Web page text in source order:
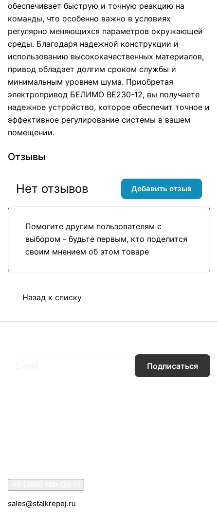
обеспечивает быструю и точную реакцию на
команды, что особенно важно в условиях
регулярно меняющихся параметров окружающей
среды. Благодаря надежной конструкции и
использованию высококачественных материалов,
привод обладает долгим сроком службы и
минимальным уровнем шума. Приобретая
электропривод БЕЛИМО BE230-12, вы получаете
надежное устройство, которое обеспечит точное и
эффективное регулирование системы в вашем
помещении.
Отзывы
Помогите другим пользователям с
выбором - будьте первым, кто поделится
своим мнением об этом товаре
Нет отзывов Добавить отзыв
Назад к списку
Подписаться
sales@stalkrepej.ru